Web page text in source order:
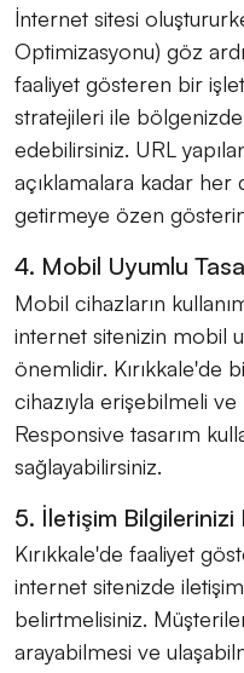
İnternet sitesi
Optimizasyonu) göz
faaliyet gösteren bir
stratejileri ile
edebilirsiniz. URL
açıklamalara kadar her
getirmeye özen
4. Mobil Uyumlu
Mobil cihazların
internet sitenizin mobil
önemlidir. Kırıkkale'de
cihazıyla erişebilmeli
Responsive tasarım
sağlayabilirsiniz.
5. İletişim
Kırıkkale'de faaliyet
internet sitenizde
belirtmelisiniz.
arayabilmesi ve